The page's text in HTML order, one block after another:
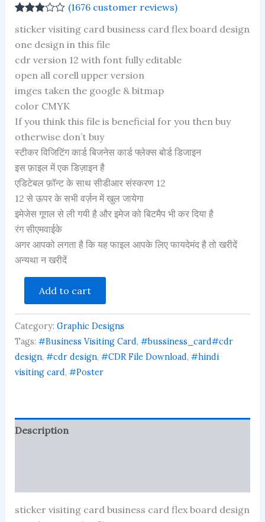
2.97
out of 5
based
on
ratings
(1676 customer reviews)
sticker visiting card business card flex board design
one design in this file
cdr version 12 with font fully editable
open all corell upper version
imges taken the google & bitmap
color CMYK
If you think this file is beneficial for you then buy
otherwise don’t buy
स्टीकर विजिटिंग कार्ड बिजनेस कार्ड फ्लेक्स बोर्ड डिजाइन
इस फ़ाइल में एक डिज़ाइन है
एडिटेबल फ़ॉन्ट के साथ सीडीआर संस्करण 12
12 से ऊपर के सभी वर्ज़न में खुल जायेगा
इमेजेस गूगल से ली गयी है और इमेज को बिटमैप भी कर दिया है
रंग सीएमवाईके
अगर आपको लगता है कि यह फाइल आपके लिए फायदेमंद है तो खरीदें
अन्यथा न खरीदें
doolha
ghar
poster
flex
sticker
banner
business
visiting
Add to cart
Category: Graphic Designs
Tags: #Business Visiting Card, #bussiness_card#cdr
design, #cdr design, #CDR File Download, #hindi
visiting card, #Poster
Description
sticker visiting card business card flex board design